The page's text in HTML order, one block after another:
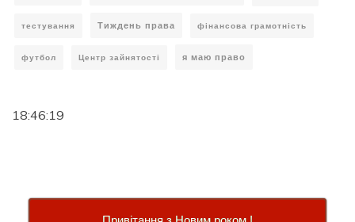
тестування Тиждень права фінансова грамотність
футбол Центр зайнятості я маю право
18:46:19